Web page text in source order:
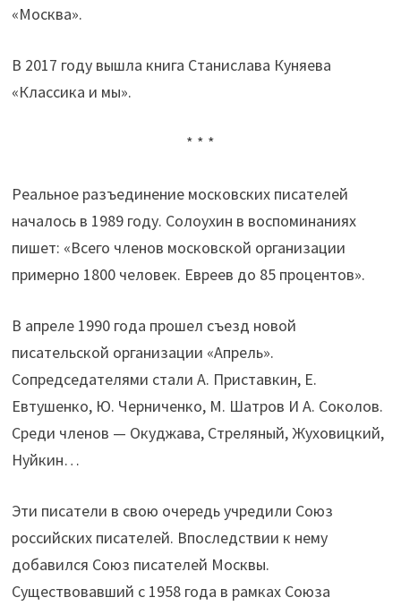
«Москва».
В 2017 году вышла книга Станислава Куняева
«Классика и мы».
* * *
Реальное разъединение московских писателей
началось в 1989 году. Солоухин в воспоминаниях
пишет: «Всего членов московской организации
примерно 1800 человек. Евреев до 85 процентов».
В апреле 1990 года прошел съезд новой
писательской организации «Апрель».
Сопредседателями стали А. Приставкин, Е.
Евтушенко, Ю. Черниченко, М. Шатров И А. Соколов.
Среди членов — Окуджава, Стреляный, Жуховицкий,
Нуйкин…
Эти писатели в свою очередь учредили Союз
российских писателей. Впоследствии к нему
добавился Союз писателей Москвы.
Существовавший с 1958 года в рамках Союза